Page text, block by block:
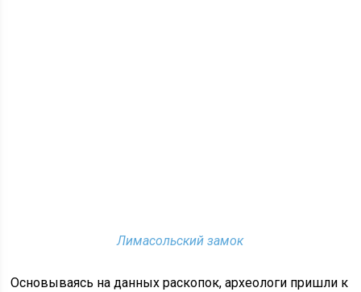
Лимасольский замок
Основываясь на данных раскопок, археологи пришли к